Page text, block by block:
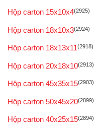
Hộp carton 15x10x4(2925)
Hộp carton 18x10x3(2924)
Hộp carton 18x13x11(2918)
Hộp carton 20x18x10(2913)
Hộp carton 45x35x15(2903)
Hộp carton 50x45x20(2899)
Hộp carton 40x25x15(2894)